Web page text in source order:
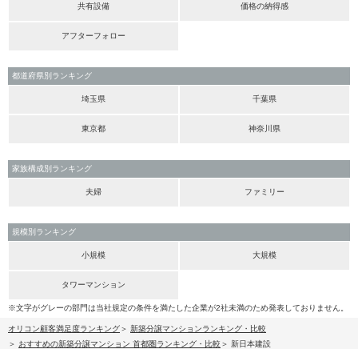
共有設備 価格の納得感
アフターフォロー
都道府県別ランキング
埼玉県 千葉県
東京都 神奈川県
家族構成別ランキング
夫婦 ファミリー
規模別ランキング
小規模 大規模
タワーマンション
※文字がグレーの部門は当社規定の条件を満たした企業が2社未満のため発表しておりません。
オリコン顧客満足度ランキング
新築分譲マンションランキング・比較
おすすめの新築分譲マンション 首都圏ランキング・比較
新日本建設